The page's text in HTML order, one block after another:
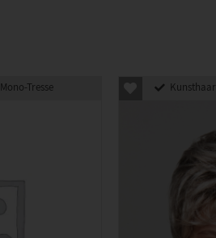
Mono-Tresse Kunsthaar